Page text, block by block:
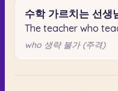
수학 가르치는 선생
The teacher who
who 생략 불가 (주격)